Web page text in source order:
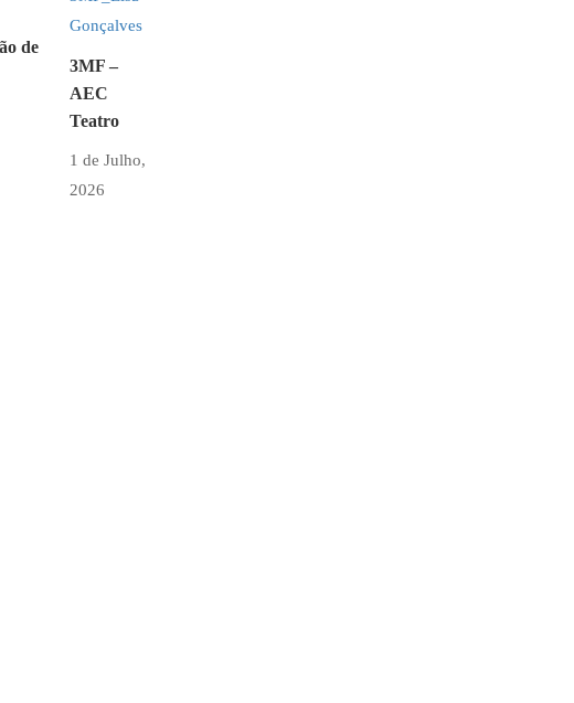
de
3MF –
AEC
Teatro
1 de Julho,
2026